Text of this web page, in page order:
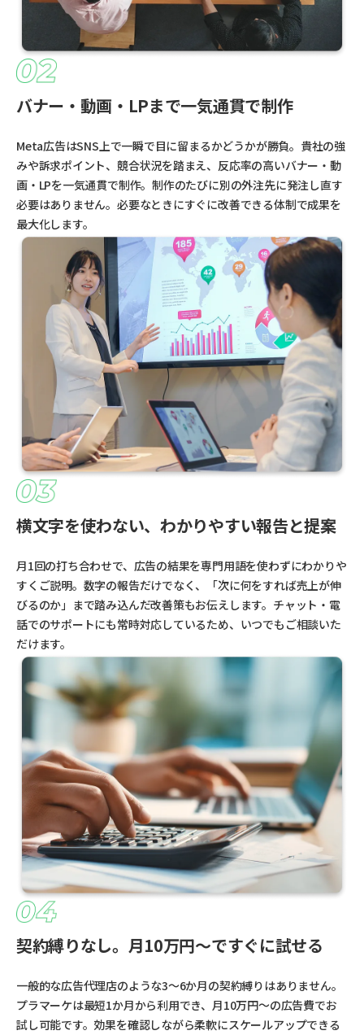
バナー・動画・LPまで一気通貫で制作
Meta広告はSNS上で一瞬で目に留まるかどうかが勝負。貴社の強
みや訴求ポイント、競合状況を踏まえ、反応率の高いバナー・動
画・LPを一気通貫で制作。制作のたびに別の外注先に発注し直す
必要はありません。必要なときにすぐに改善できる体制で成果を
最大化します。
横文字を使わない、わかりやすい報告と提案
月1回の打ち合わせで、広告の結果を専門用語を使わずにわかりや
すくご説明。数字の報告だけでなく、「次に何をすれば売上が伸
びるのか」まで踏み込んだ改善策もお伝えします。チャット・電
話でのサポートにも常時対応しているため、いつでもご相談いた
だけます。
契約縛りなし。月10万円〜ですぐに試せる
一般的な広告代理店のような3〜6か月の契約縛りはありません。
プラマーケは最短1か月から利用でき、月10万円〜の広告費でお
試し可能です。効果を確認しながら柔軟にスケールアップできる